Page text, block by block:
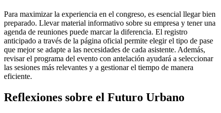
Para maximizar la experiencia en el congreso, es esencial llegar bien
preparado. Llevar material informativo sobre su empresa y tener una
agenda de reuniones puede marcar la diferencia. El registro
anticipado a través de la página oficial permite elegir el tipo de pase
que mejor se adapte a las necesidades de cada asistente. Además,
revisar el programa del evento con antelación ayudará a seleccionar
las sesiones más relevantes y a gestionar el tiempo de manera
eficiente.
Reflexiones sobre el Futuro Urbano